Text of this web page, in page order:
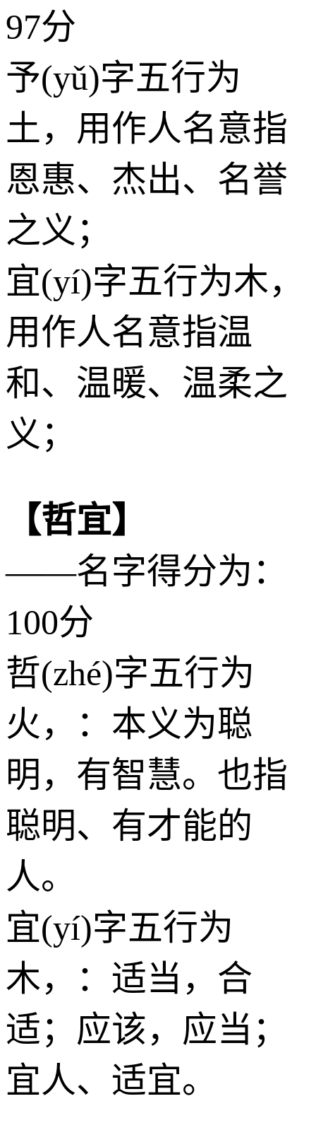
97分
予(yǔ)字五行为
土，用作人名意指
恩惠、杰出、名誉
之义；
宜(yí)字五行为木，
用作人名意指温
和、温暖、温柔之
义；
【哲宜】
——名字得分为：
100分
哲(zhé)字五行为
火 ，：本义为聪
明，有智慧。也指
聪明、有才能的
人。
宜(yí)字五行为
木，：适当，合
适；应该，应当；
宜人、适宜。